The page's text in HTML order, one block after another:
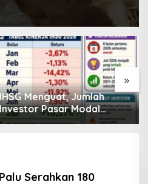
»
Tumbuh
Ini Kondisi Terkini
PVML hingga Juni
Serahkan 180